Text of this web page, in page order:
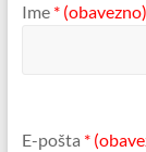
Ime * (obavezno)
E-pošta *